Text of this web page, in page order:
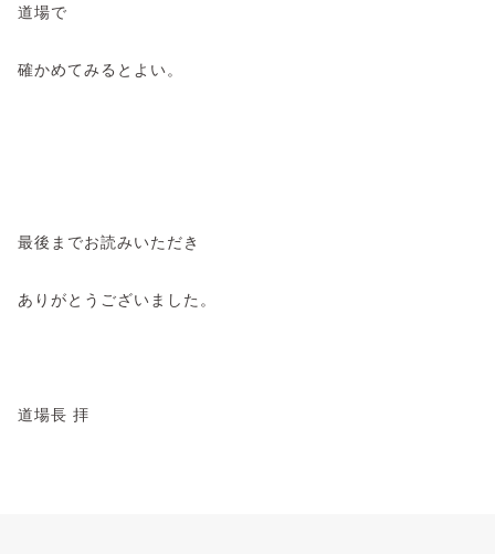
道場で
確かめてみるとよい。
最後までお読みいただき
ありがとうございました。
道場長 拝